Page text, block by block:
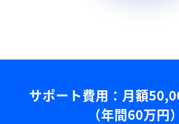
サポート費用：⽉額
（年間60万円）